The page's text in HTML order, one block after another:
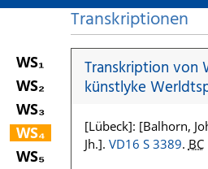
WS₁
WS₂
WS₃
WS₄
WS₅
Transkriptionen
Transkription von
künstlyke
[Lübeck]: [Balhorn,
Jh.]. VD16 S 3389. BC